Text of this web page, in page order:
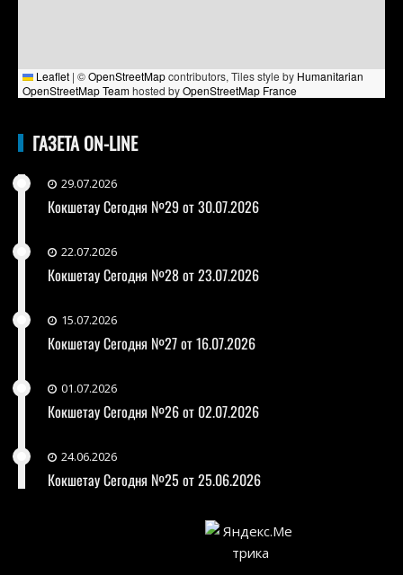
Leaflet | ©OpenStreetMapcontributors, Tiles style by Humanitarian
OpenStreetMap Teamhosted byOpenStreetMap France
ГАЗЕТА ON-LINE
29.07.2026
Кокшетау Сегодня №29 от 30.07.2026
22.07.2026
Кокшетау Сегодня №28 от 23.07.2026
15.07.2026
Кокшетау Сегодня №27 от 16.07.2026
01.07.2026
Кокшетау Сегодня №26 от 02.07.2026
24.06.2026
Кокшетау Сегодня №25 от 25.06.2026